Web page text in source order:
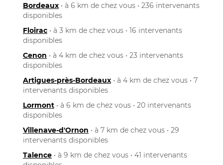
Bordeaux • à 6 km de chez vous • 236 intervenants
disponibles
Floirac • à 3 km de chez vous • 16 intervenants
disponibles
Cenon • à 4 km de chez vous • 23 intervenants
disponibles
Artigues-près-Bordeaux • à 4 km de chez vous • 7
intervenants disponibles
Lormont • à 6 km de chez vous • 20 intervenants
disponibles
Villenave-d'Ornon • à 7 km de chez vous • 29
intervenants disponibles
Talence • à 9 km de chez vous • 41 intervenants